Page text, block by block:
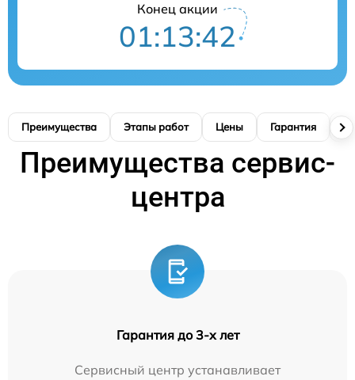
Конец акции
01:13:41
Преимущества Этапы работ Цены Гарантия
Преимущества сервис-
центра
Гарантия до 3-х лет
Сервисный центр устанавливает